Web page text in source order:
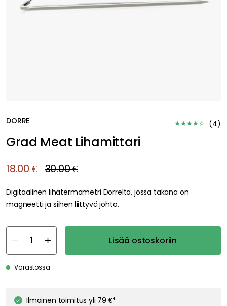
DORRE (4)
Grad Meat Lihamittari
18.00 € 30.00 €
Digitaalinen lihatermometri Dorrelta, jossa takana on
magneetti ja siihen liittyvä johto.
Lisää ostoskoriin
Varastossa
Ilmainen toimitus yli 79 €*